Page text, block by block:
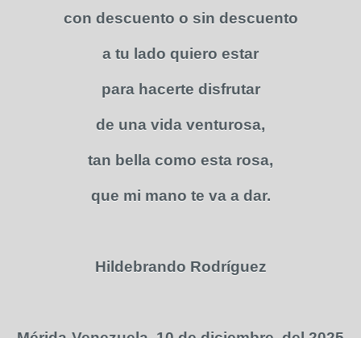
con descuento o sin descuento
a tu lado quiero estar
para hacerte disfrutar
de una vida venturosa,
tan bella como esta rosa,
que mi mano te va a dar.
Hildebrando Rodríguez